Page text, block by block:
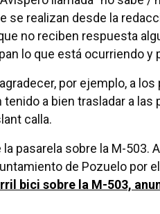
se realizan desde la
no reciben respuesta
lo que está ocurriendo y
por ejemplo, a
tenido a bien trasladar a
calla.
pasarela sobre la M-503.
de Pozuelo por
bici sobre la M-503,